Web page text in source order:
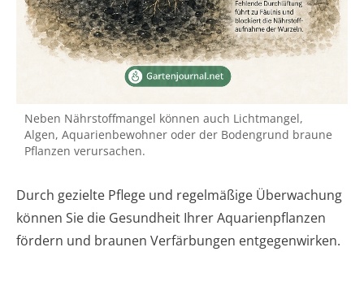
Neben Nährstoffmangel können auch Lichtmangel,
Algen, Aquarienbewohner oder der Bodengrund braune
Pflanzen verursachen.
Durch gezielte Pflege und regelmäßige Überwachung
können Sie die Gesundheit Ihrer Aquarienpflanzen
fördern und braunen Verfärbungen entgegenwirken.